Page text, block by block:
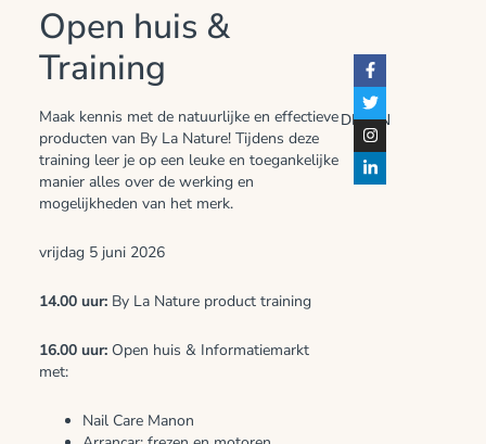
Open huis &
Training
Maak kennis met de natuurlijke en effectieve
producten van By La Nature! Tijdens deze
training leer je op een leuke en toegankelijke
manier alles over de werking en
mogelijkheden van het merk.
vrijdag 5 juni 2026
14.00 uur:By La Nature product training
16.00 uur:Open huis & Informatiemarkt
met:
Nail Care Manon
DELEN